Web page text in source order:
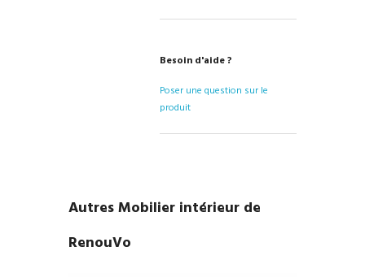
Besoin d'aide ?
Poser une question sur le
produit
Autres Mobilier intérieur de
RenouVo